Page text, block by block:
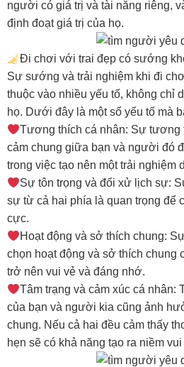
người có giá trị và tài năng riêng,
định đoạt giá trị của họ.
Đi chơi với trai đẹp có sướng
Sự sướng và trải nghiệm khi đi
thuộc vào nhiều yếu tố, không chỉ
họ. Dưới đây là một số yếu tố mà
Tương thích cá nhân: Sự tương
cảm chung giữa bạn và người đó
trong việc tạo nên một trải nghiệm
Sự tôn trọng và đối xử lịch sự:
sự từ cả hai phía là quan trọng để
cực.
Hoạt động và sở thích chung:
chọn hoạt động và sở thích chung
trở nên vui vẻ và đáng nhớ.
Tâm trạng và cảm xúc cá nhân:
của bạn và người kia cũng ảnh
chung. Nếu cả hai đều cảm thấy
hẹn sẽ có khả năng tạo ra niềm